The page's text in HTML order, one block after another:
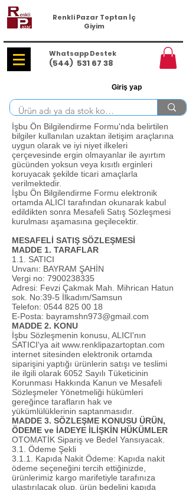
Renkli Pazar Toptan İç
Giyim
Whatsapp Destek
(544) 531 67 38
Giriş yap
İşbu Ön Bilgilendirme Formu'nda belirtilen
bilgiler kullanılan uzaktan iletişim araçlarına
uygun olarak ve iyi niyet ilkeleri
çerçevesinde ergin olmayanlar ile ayırtım
gücünden yoksun veya kısıtlı erginleri
koruyacak şekilde ticari amaçlarla
verilmektedir.
İşbu Ön Bilgilendirme Formu elektronik
ortamda ALICI tarafından okunarak kabul
edildikten sonra Mesafeli Satış Sözleşmesi
kurulması aşamasına geçilecektir.
MESAFELİ SATIŞ SÖZLEŞMESİ
MADDE 1. TARAFLAR
1.1. SATICI
Unvanı: BAYRAM ŞAHİN
Vergi no: 7900238335
Adresi: Fevzi Çakmak Mah. Mihrican Hatun
sok. No:39-5 İlkadım/Samsun
Telefon: 0544 825 00 18
E-Posta: bayramshn973@gmail.com
MADDE 2. KONU
İşbu Sözleşmenin konusu, ALICI'nın
SATICI'ya ait www.renklipazartoptan.com
internet sitesinden elektronik ortamda
siparişini yaptığı ürünlerin satışı ve teslimi
ile ilgili olarak 6052 Sayılı Tüketicinin
Korunması Hakkında Kanun ve Mesafeli
Sözleşmeler Yönetmeliği hükümleri
gereğince tarafların hak ve
yükümlülüklerinin saptanmasıdır.
MADDE 3. SÖZLEŞME KONUSU ÜRÜN,
ÖDEME ve İADEYE İLİŞKİN HÜKÜMLER
OTOMATİK Sipariş ve Bedel Yansıyacak.
3.1. Ödeme Şekli
3.1.1. Kapıda Nakit Ödeme: Kapıda nakit
ödeme seçeneğini tercih ettiğinizde,
ürünlerimiz kargo marifetiyle tarafınıza
ulaştırılacak olup, ürün bedelini kapıda